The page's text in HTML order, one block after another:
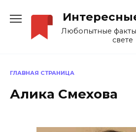
содержанию
Любопытные
свете
ГЛАВНАЯ СТРАНИЦА
Алика Смехова